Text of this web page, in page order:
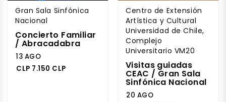
Gran Sala Sinfónica
Nacional
Concierto Familiar
/ Abracadabra
13 AGO
CLP 7.150 CLP
Centro de Extensión
Artística y Cultural
Universidad de Chile,
Complejo
Universitario VM20
Visitas guiadas
CEAC / Gran Sala
Sinfónica Nacional
20 AGO